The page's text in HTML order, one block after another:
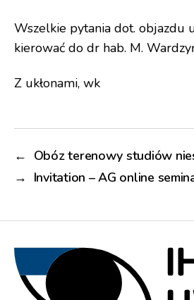
Wszelkie pytania dot. objazdu
kierować do dr hab. M.
Z ukłonami, wk
← Obóz terenowy studiów
→ Invitation – AG online